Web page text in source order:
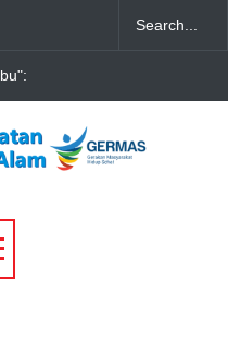
"Generasi Sehat, Masa
Layanan Kesehatan Gratis!